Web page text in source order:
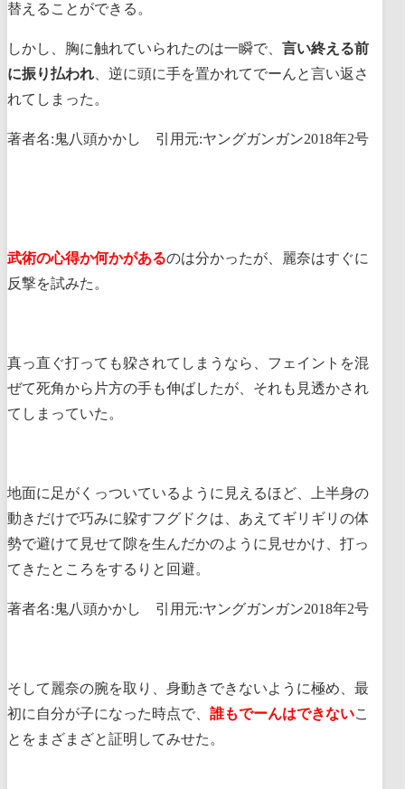
替えることができる。
しかし、胸に触れていられたのは一瞬で、 言い終える前
に振り払われ 、逆に頭に手を置かれてでーんと言い返さ
れてしまった。
著者名:鬼八頭かかし 引用元:ヤングガンガン2018年2号
武術の心得か何かがあるのは分かったが、麗奈はすぐに
反撃を試みた。
真っ直ぐ打っても躱されてしまうなら、フェイントを混
ぜて死角から片方の手も伸ばしたが、それも見透かされ
てしまっていた。
地面に足がくっついているように見えるほど、上半身の
動きだけで巧みに躱すフグドクは、あえてギリギリの体
勢で避けて見せて隙を生んだかのように見せかけ、打っ
てきたところをするりと回避。
著者名:鬼八頭かかし 引用元:ヤングガンガン2018年2号
そして麗奈の腕を取り、身動きできないように極め、最
初に自分が子になった時点で、 誰もでーんはできないこ
とをまざまざと証明してみせた。